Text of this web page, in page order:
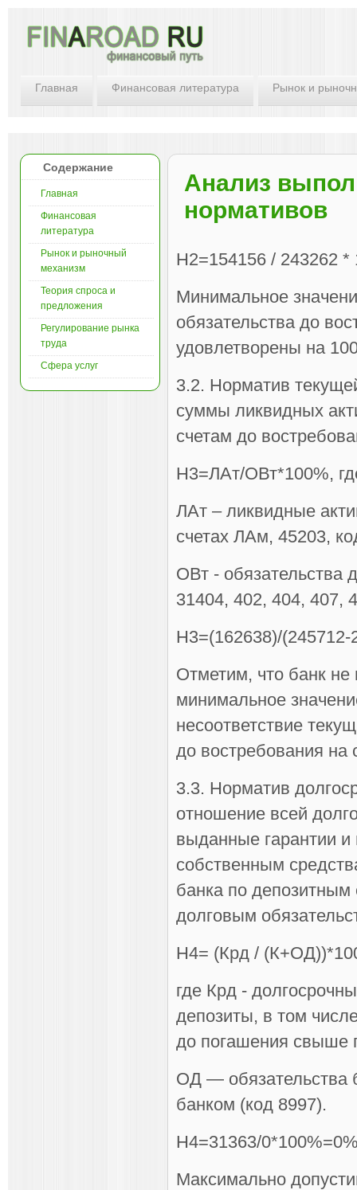
Главная Финансовая литература Рынок и
Анализ
нормативов
Н2=154156 / 243262 *
Минимальное
обязательства до
удовлетворены на
3.2. Норматив
суммы ликвидных
счетам до
Н3=ЛАт/ОВт*100%,
ЛАт – ликвидные
счетах ЛАм, 45203,
ОВт - обязательства
31404, 402, 404, 407,
Н3=(162638)/
Отметим, что банк не
минимальное
несоответствие
до востребования на
3.3. Норматив
отношение всей
выданные гарантии и
собственным
банка по
долговым
Н4= (Крд /
где Крд -
депозиты, в том
до погашения свыше
ОД — обязательства
банком (код 8997).
Н4=31363/
Максимально
Содержание
Главная
Финансовая
литература
Рынок и рыночный
механизм
Теория спроса и
предложения
Регулирование рынка
труда
Сфера услуг